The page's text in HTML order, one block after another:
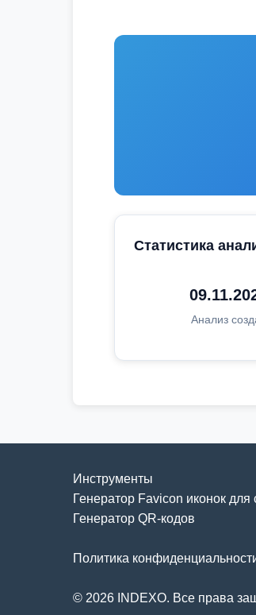
Статистика
Анализ
Инструменты
Генератор Favicon иконок для
Генератор QR-кодов
Политика
© 2026 INDEXO. Все права